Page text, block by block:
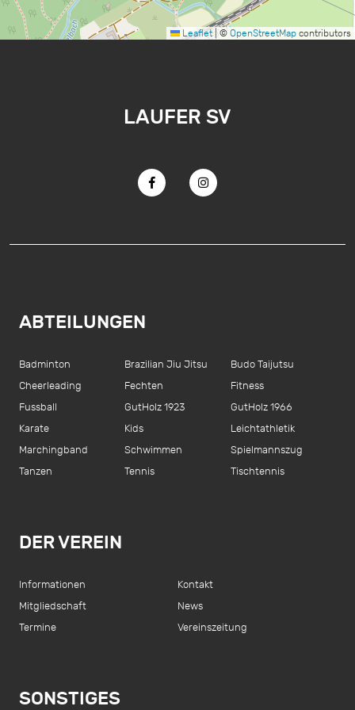
Leaflet |© OpenStreetMap contributors
LAUFER SV
ABTEILUNGEN
Badminton Brazilian Jiu Jitsu
Budo Taijutsu
Cheerleading
Fechten
Fitness
Fussball
GutHolz 1923
GutHolz 1966
Karate
Kids
Leichtathletik
Marchingband
Schwimmen
Spielmannszug
Tanzen
Tennis Tischtennis
DER VEREIN
Informationen
Kontakt
Mitgliedschaft
News
Termine
Vereinszeitung
SONSTIGES